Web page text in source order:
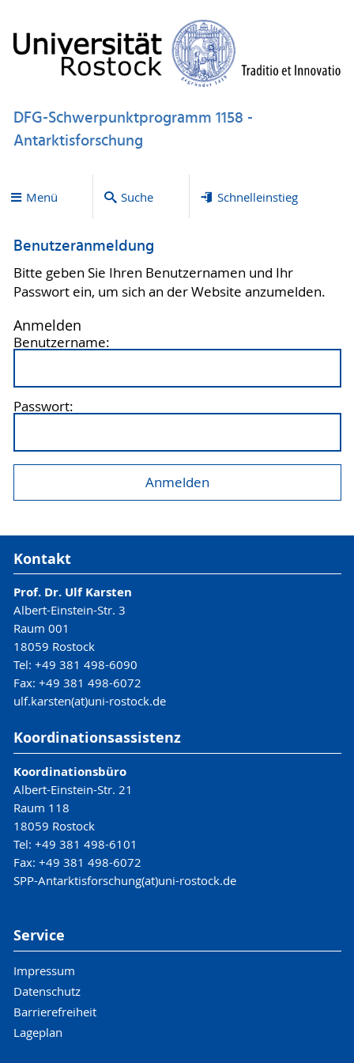
DFG-Schwerpunktprogramm 1158 -
Antarktisforschung
Menü Suche Schnelleinstieg
Benutzeranmeldung
Bitte geben Sie Ihren Benutzernamen und Ihr
Passwort ein, um sich an der Website anzumelden.
Anmelden
Benutzername:
Passwort:
Kontakt
Prof. Dr. Ulf Karsten
Albert-Einstein-Str. 3
Raum 001
18059 Rostock
Tel: +49 381 498-6090
Fax: +49 381 498-6072
ulf.karsten(at)uni-rostock.de
Koordinationsassistenz
Koordinationsbüro
Albert-Einstein-Str. 21
Raum 118
18059 Rostock
Tel: +49 381 498-6101
Fax: +49 381 498-6072
SPP-Antarktisforschung(at)uni-rostock.de
Service
Impressum
Datenschutz
Barrierefreiheit
Lageplan